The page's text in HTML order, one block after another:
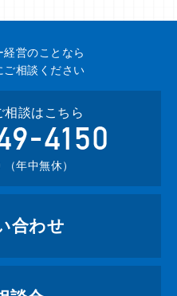
営のことなら
相談ください
相談はこちら
年中無休）
合わせ